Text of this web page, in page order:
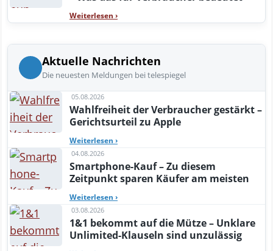
Weiterlesen ›
Aktuelle Nachrichten
Die neuesten Meldungen bei telespiegel
05.08.2026
Wahlfreiheit der Verbraucher gestärkt –
Gerichtsurteil zu Apple
Weiterlesen ›
04.08.2026
Smartphone-Kauf – Zu diesem
Zeitpunkt sparen Käufer am meisten
Weiterlesen ›
03.08.2026
1&1 bekommt auf die Mütze – Unklare
Unlimited-Klauseln sind unzulässig